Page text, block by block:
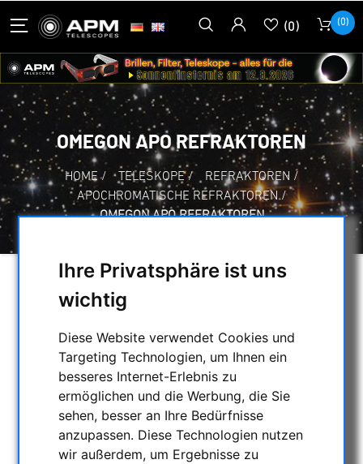
Ihre Privatsphäre ist uns
wichtig
Diese Website verwendet Cookies und
Targeting Technologien, um Ihnen ein
besseres Internet-Erlebnis zu
ermöglichen und die Werbung, die Sie
sehen, besser an Ihre Bedürfnisse
anzupassen. Diese Technologien nutzen
wir außerdem, um Ergebnisse zu
(0) (0)
OMEGON APO REFRAKTOREN
HOME / TELESKOPE / REFRAKTOREN /
APOCHROMATISCHE REFRAKTOREN /
OMEGON APO REFRAKTOREN
AUSWAHL
KATEGORIEN
NACHTSICHTGERÄTE , WÄRMEKAMERAS &
ENTFERNUNGSMESSER
AKTUELLE ANGEBOTE
ASTROPROFESSIONAL TELESCOPES